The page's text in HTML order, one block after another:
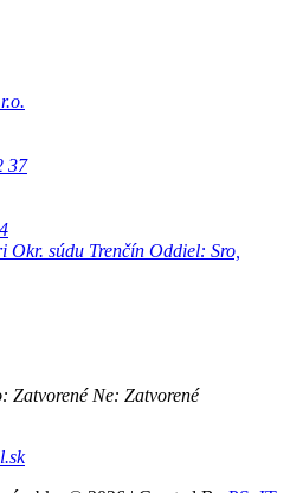
37
Okr. súdu Trenčín Oddiel: Sro,
Zatvorené Ne: Zatvorené